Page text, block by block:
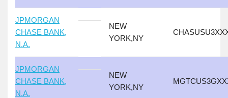
JPMORGAN
CHASE BANK,
N.A.
NEW
YORK,NY
JPMORGAN
CHASE BANK,
N.A.
NEW
YORK,NY